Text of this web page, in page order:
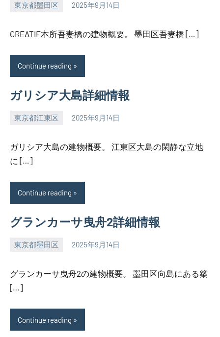
東京都墨田区 2025年9月14日
SEZIMO
CREATIF本所吾妻橋の建物概要。 墨田区吾妻橋 […]
Continue reading
ガリシア大島詳細情報
東京都江東区 2025年9月14日
SEZIMO
ガリシア大島の建物概要。 江東区大島の閑静な立地
に […]
Continue reading
グランカーサ曳舟2詳細情報
東京都墨田区 2025年9月14日
SEZIMO
グランカーサ曳舟2の建物概要。 墨田区向島にある築
[…]
Continue reading